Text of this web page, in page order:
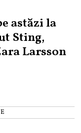
astăzi la
Sting,
Larsson